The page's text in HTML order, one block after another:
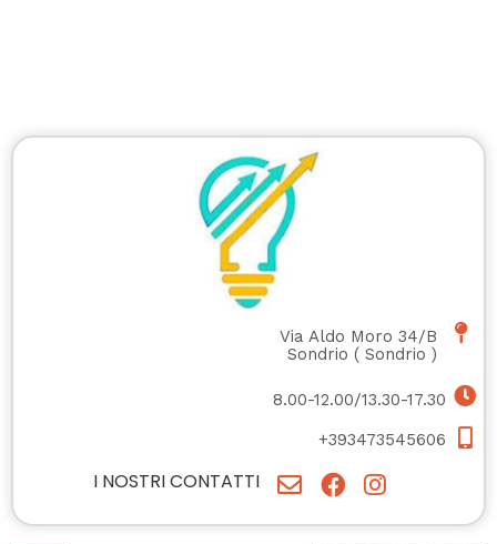
Via Aldo Moro 34/B
Sondrio ( Sondrio )
8.00-12.00/13.30-17.30
+393473545606
I NOSTRI CONTATTI